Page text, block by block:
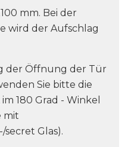
mm. Bei der
wird der Aufschlag
der Öffnung der Tür
Sie bitte die
180 Grad - Winkel
mit
secret Glas).